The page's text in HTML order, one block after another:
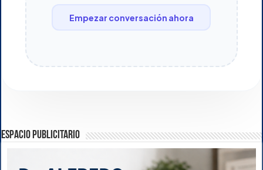
Empezar conversación ahora
ESPACIO PUBLICITARIO